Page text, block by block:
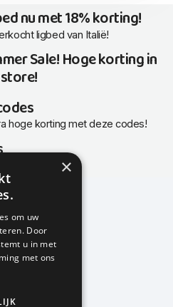
nu met 18% korting!
ligbed van Italië!
Sale! Hoge korting in
hoge korting met deze codes!
collecties
×
om uw
Door
u in met
met ons